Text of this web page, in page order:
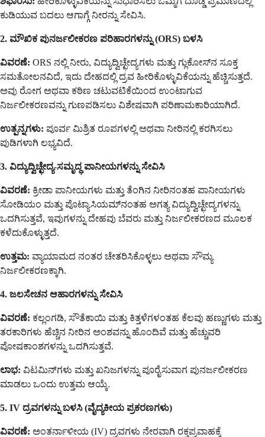
ಕುಡಿಯುವ ಬದಲು ಆಗಾಗ್ಗೆ ನೀರನ್ನು ಸೇವಿಸಿ.
2. ಮೌಖಿಕ ಪುನರ್ಜಲೀಕರಣ ಪರಿಹಾರಗಳನ್ನು (ORS) ಬಳಸಿ
ವಿವರಣೆ: ORS ನಲ್ಲಿ ನೀರು, ವಿದ್ಯುದ್ವಿಚ್ಛೇದ್ಯಗಳು ಮತ್ತು ಗ್ಲುಕೋಸ್‌ನ ಸೂಕ್ತ
ಸಮತೋಲನವಿದೆ, ಇದು ದೇಹದಲ್ಲಿ ದ್ರವ ಹೀರಿಕೊಳ್ಳುವಿಕೆಯನ್ನು ಹೆಚ್ಚಿಸುತ್ತದೆ.
ಅವು ರೋಗ ಅಥವಾ ಕಠಿಣ ಚಟುವಟಿಕೆಯಿಂದ ಉಂಟಾಗುವ
ನಿರ್ಜಲೀಕರಣವನ್ನು ಗುಣಪಡಿಸಲು ವಿಶೇಷವಾಗಿ ಪರಿಣಾಮಕಾರಿಯಾಗಿದೆ.
ಉತ್ಪನ್ನಗಳು: ಪೂರ್ವ ಮಿಶ್ರಿತ ರೂಪಗಳಲ್ಲಿ ಅಥವಾ ನೀರಿನಲ್ಲಿ ಕರಗಿಸಲು
ಪುಡಿಗಳಾಗಿ ಲಭ್ಯವಿದೆ.
3. ವಿದ್ಯುದ್ವಿಚ್ಛೇದ್ಯ-ಸಮೃದ್ಧ ಪಾನೀಯಗಳನ್ನು ಸೇವಿಸಿ
ವಿವರಣೆ: ಕ್ರೀಡಾ ಪಾನೀಯಗಳು ಮತ್ತು ತೆಂಗಿನ ನೀರಿನಂತಹ ಪಾನೀಯಗಳು
ಸೋಡಿಯಂ ಮತ್ತು ಪೊಟ್ಯಾಸಿಯಮ್‌ನಂತಹ ಅಗತ್ಯ ವಿದ್ಯುದ್ವಿಚ್ಛೇದ್ಯಗಳನ್ನು
ಒದಗಿಸುತ್ತವೆ, ಇವುಗಳನ್ನು ದೇಹವು ಬೆವರು ಮತ್ತು ನಿರ್ಜಲೀಕರಣದ ಮೂಲಕ
ಕಳೆದುಕೊಳ್ಳುತ್ತದೆ.
ಉತ್ತಮ: ವ್ಯಾಯಾಮದ ನಂತರ ಚೇತರಿಸಿಕೊಳ್ಳಲು ಅಥವಾ ಸೌಮ್ಯ
ನಿರ್ಜಲೀಕರಣಕ್ಕಾಗಿ.
4. ಜಲಸೇಚನ ಆಹಾರಗಳನ್ನು ಸೇವಿಸಿ
ವಿವರಣೆ: ಕಲ್ಲಂಗಡಿ, ಸೌತೆಕಾಯಿ ಮತ್ತು ಕಿತ್ತಳೆಗಳಂತಹ ಕೆಲವು ಹಣ್ಣುಗಳು ಮತ್ತು
ತರಕಾರಿಗಳು ಹೆಚ್ಚಿನ ನೀರಿನ ಅಂಶವನ್ನು ಹೊಂದಿವೆ ಮತ್ತು ಹೆಚ್ಚುವರಿ
ಪೋಷಕಾಂಶಗಳನ್ನು ಒದಗಿಸುತ್ತವೆ.
ಲಾಭ: ವಿಟಮಿನ್‌ಗಳು ಮತ್ತು ಖನಿಜಗಳನ್ನು ಪೂರೈಸುವಾಗ ಪುನರ್ಜಲೀಕರಣ
ಮಾಡಲು ಒಂದು ಉತ್ತಮ ಆಯ್ಕೆ.
5. IV ದ್ರವಗಳನ್ನು ಬಳಸಿ (ವೈದ್ಯಕೀಯ ಪ್ರಕರಣಗಳು)
ವಿವರಣೆ: ಅಂತರ್ನಾಳೀಯ (IV) ದ್ರವಗಳು ನೇರವಾಗಿ ರಕ್ತಪ್ರವಾಹಕ್ಕೆ